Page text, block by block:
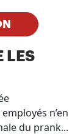
LES
n’en
du prank...